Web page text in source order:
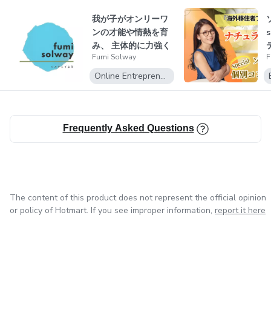
をはじめ、親子で自分軸で力強く生きていきたいご家族の
子育て・教育、自然派健康法、オンラインビジネスなどに
関する数々のオンライン講座を主宰。
世界中のママ達が集まるコミュニティを複数運営したり、
自分が学び、実行、経験して心から良かったと思ったこと
族が続出。
子供達は私達の未来。全てのこどもたちが最高に自分らし
我が子がオンリーワ
ンの才能や情熱を育
み、 主体的に力強く
生きていく！アンス
クーリング講座
Unschooling Les...
Fumi Solway
Online Entrepreneurship
Frequently Asked Questions
The content of this product does not represent the official opinion
or policy of Hotmart. If you see improper information, report it here